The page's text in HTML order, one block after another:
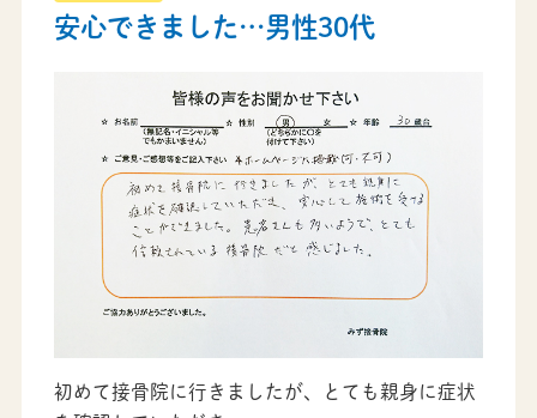
安心できました…男性30代
初めて接骨院に行きましたが、とても親身に症状